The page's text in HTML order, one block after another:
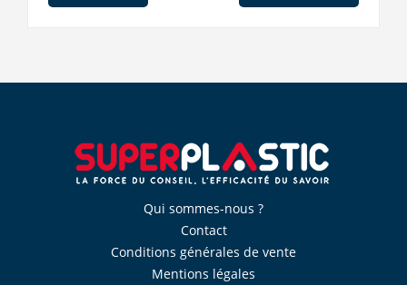
Qui sommes-nous ?
Contact
Conditions générales de vente
Mentions légales